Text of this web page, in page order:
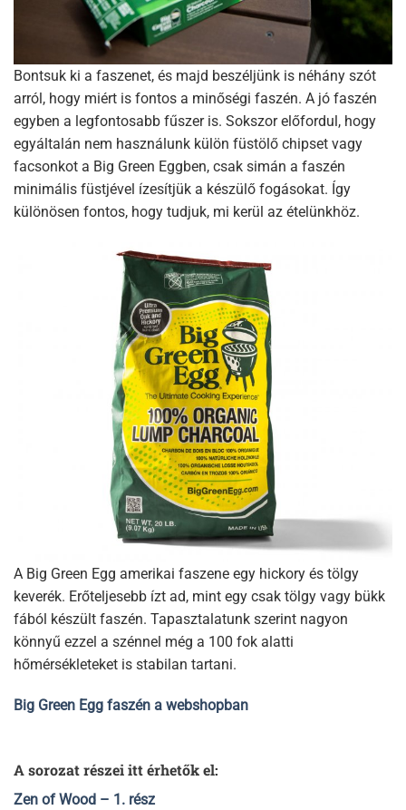
Bontsuk ki a faszenet, és majd beszéljünk is néhány szót
arról, hogy miért is fontos a minőségi faszén. A jó faszén
egyben a legfontosabb fűszer is. Sokszor előfordul, hogy
egyáltalán nem használunk külön füstölő chipset vagy
facsonkot a Big Green Eggben, csak simán a faszén
minimális füstjével ízesítjük a készülő fogásokat. Így
különösen fontos, hogy tudjuk, mi kerül az ételünkhöz.
A Big Green Egg amerikai faszene egy hickory és tölgy
keverék. Erőteljesebb ízt ad, mint egy csak tölgy vagy bükk
fából készült faszén. Tapasztalatunk szerint nagyon
könnyű ezzel a szénnel még a 100 fok alatti
hőmérsékleteket is stabilan tartani.
Big Green Egg faszén a webshopban
A sorozat részei itt érhetők el:
Zen of Wood – 1. rész